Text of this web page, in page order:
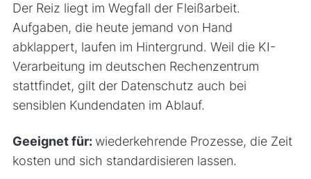
Der Reiz liegt im Wegfall der Fleißarbeit.
Aufgaben, die heute jemand von Hand
abklappert, laufen im Hintergrund. Weil die KI-
Verarbeitung im deutschen Rechenzentrum
stattfindet, gilt der Datenschutz auch bei
sensiblen Kundendaten im Ablauf.
Geeignet für:wiederkehrende Prozesse, die Zeit
kosten und sich standardisieren lassen.